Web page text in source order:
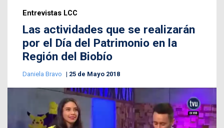
Entrevistas LCC
Las actividades que se realizarán
por el Día del Patrimonio en la
Región del Biobío
Daniela Bravo 25 de Mayo 2018